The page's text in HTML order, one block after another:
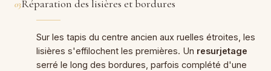
03Réparation des lisières et bordures
Sur les tapis du centre ancien aux ruelles étroites, les
lisières s'effilochent les premières. Un resurjetage
serré le long des bordures, parfois complété d'une